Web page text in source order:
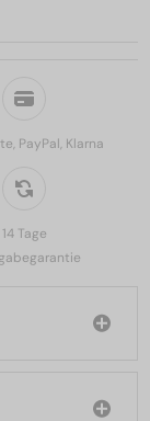
PayPal, Klarna
14 Tage